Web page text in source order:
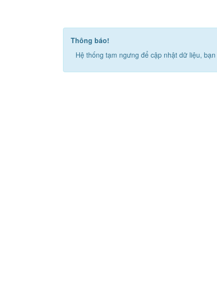
Thông báo!
Hệ thống tạm ngưng để cập nhật dữ liệu,